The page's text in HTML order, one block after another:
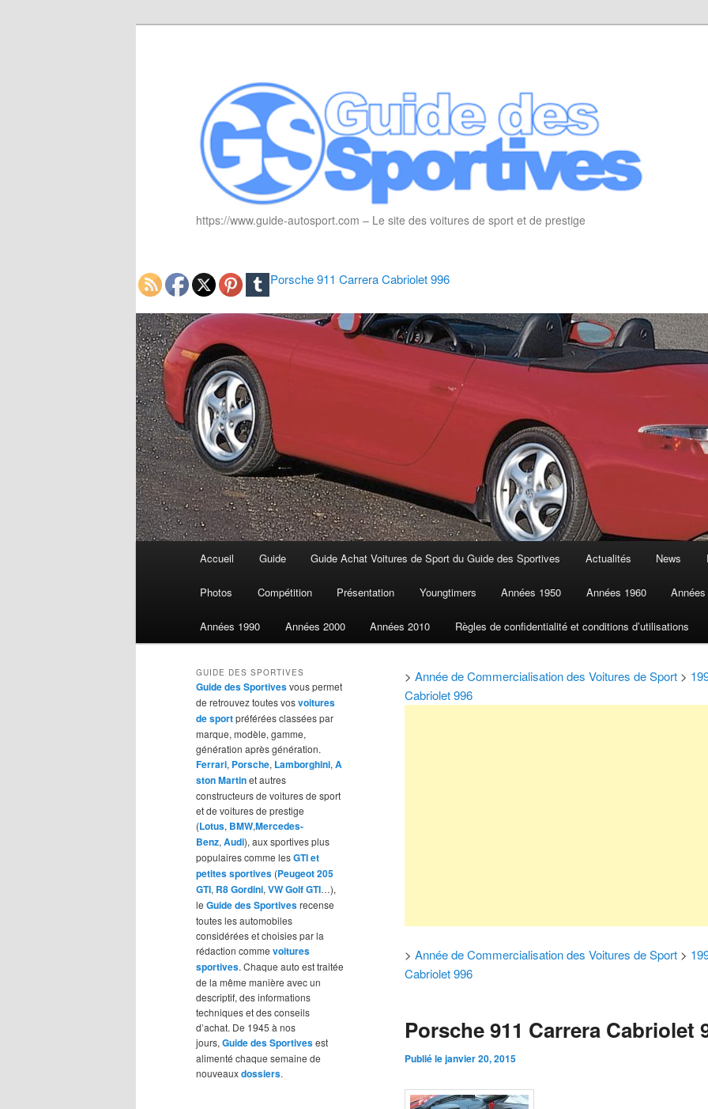
https://www.guide-autosport.com – Le site des voitures de sport et de prestige
Porsche 911 Carrera Cabriolet 996
Aller
au
principal
Accueil Guide Guide Achat Voitures de Sport du Guide des Sportives Actualités News
Photos Compétition Présentation Youngtimers Années 1950 Années 1960
Années 1990 Années 2000 Années 2010 Règles de confidentialité et conditions d’utilisations
> Année de Commercialisation des Voitures de Sport >
Cabriolet 996
> Année de Commercialisation des Voitures de Sport >
Cabriolet 996
Porsche 911 Carrera Cabriolet
Publié lejanvier 20, 2015
GUIDE DES SPORTIVES
Guide des Sportivesvous permet
de retrouvez toutes vosvoitures
de sportpréférées classées par
marque, modèle, gamme,
génération après génération.
Ferrari, Porsche, Lamborghini, A
ston Martinet autres
constructeurs de voitures de sport
et de voitures de prestige
(Lotus, BMW,Mercedes-
Benz, Audi), aux sportives plus
populaires comme lesGTI et
petites sportives (Peugeot 205
GTI, R8 Gordini, VW Golf GTI…),
le Guide des Sportivesrecense
toutes les automobiles
considérées et choisies par la
rédaction comme voitures
sportives. Chaque auto est traitée
de la même manière avec un
descriptif, des informations
techniques et des conseils
d’achat. De 1945 à nos
jours, Guide des Sportivesest
alimenté chaque semaine de
nouveauxdossiers.